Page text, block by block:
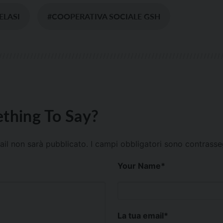
#COOPERATIVA SOCIALE GSH
To Say?
non sarà pubblicato. I campi obbligatori sono
Your Name*
La tua email*